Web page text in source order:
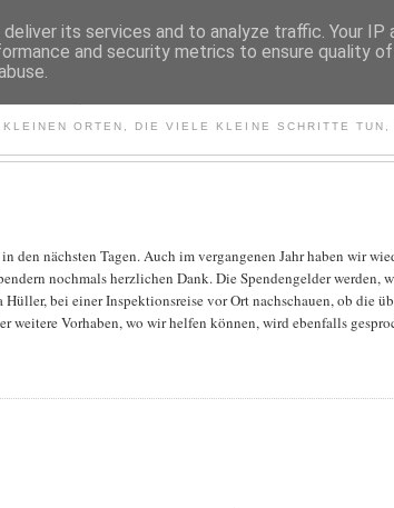
ORTEN, DIE VIELE KLEINE SCHRITTE TUN,
den nächsten Tagen. Auch im vergangenen Jahr haben wir
nochmals herzlichen Dank. Die Spendengelder
bei einer Inspektionsreise vor Ort nachschauen, ob die
weitere Vorhaben, wo wir helfen können, wird ebenfalls
its services and to analyze traffic. Your IP
and security metrics to ensure quality